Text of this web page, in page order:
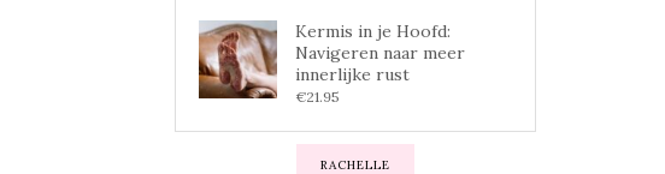
Kermis in je Hoofd:
Navigeren naar meer
innerlijke rust
€21.95
RACHELLE